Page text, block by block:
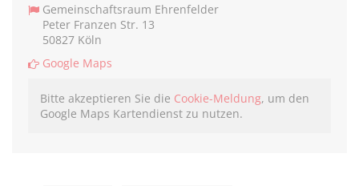
Gemeinschaftsraum Ehrenfelder
Peter Franzen Str. 13
50827 Köln
Google Maps
Bitte akzeptieren Sie die Cookie-Meldung, um den
Google Maps Kartendienst zu nutzen.